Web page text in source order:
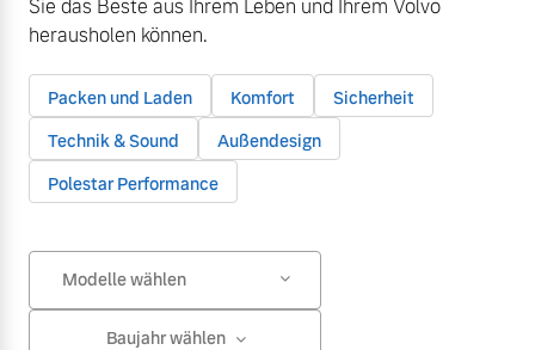
Sie das Beste aus Ihrem Leben und Ihrem Volvo
herausholen können.
Packen und Laden Komfort
Sicherheit
Technik & Sound
Außendesign
Polestar Performance
Modelle wählen
Baujahr wählen